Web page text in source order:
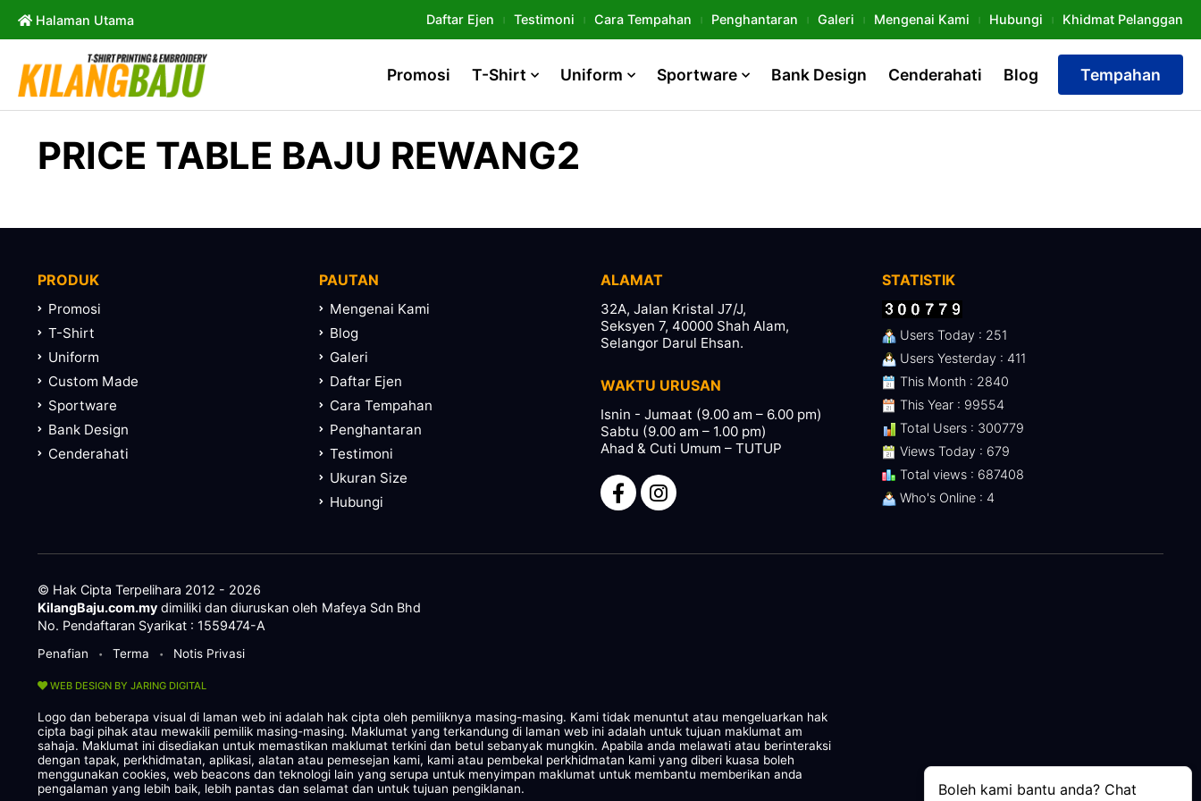
Halaman Utama Daftar Ejen Testimoni Cara Tempahan Penghantaran Galeri Mengenai Kami Hubungi Khidmat Pelanggan
Promosi T-Shirt Uniform Sportware Bank Design Cenderahati Blog Tempahan
PRICE TABLE BAJU REWANG2
PRODUK
Promosi
T-Shirt
Uniform
Custom Made
Sportware
Bank Design
Cenderahati
PAUTAN
Mengenai Kami
Blog
Galeri
Daftar Ejen
Cara Tempahan
Penghantaran
Testimoni
Ukuran Size
Hubungi
ALAMAT
32A, Jalan Kristal J7/J,
Seksyen 7, 40000 Shah Alam,
Selangor Darul Ehsan.
WAKTU URUSAN
Isnin - Jumaat (9.00 am – 6.00 pm)
Sabtu (9.00 am – 1.00 pm)
Ahad & Cuti Umum – TUTUP
STATISTIK
Users Today : 251
Users Yesterday : 411
This Month : 2840
This Year : 99554
Total Users : 300779
Views Today : 679
Total views : 687408
Who's Online : 4
© Hak Cipta Terpelihara 2012 - 2026
KilangBaju.com.my dimiliki dan diuruskan oleh Mafeya Sdn Bhd
No. Pendaftaran Syarikat : 1559474-A
Penafian • Terma • Notis Privasi
WEB DESIGN BY JARING DIGITAL
Logo dan beberapa visual di laman web ini adalah hak cipta oleh pemiliknya masing-masing. Kami tidak menuntut atau mengeluarkan hak
cipta bagi pihak atau mewakili pemilik masing-masing. Maklumat yang terkandung di laman web ini adalah untuk tujuan maklumat am
sahaja. Maklumat ini disediakan untuk memastikan maklumat terkini dan betul sebanyak mungkin. Apabila anda melawati atau berinteraksi
dengan tapak, perkhidmatan, aplikasi, alatan atau pemesejan kami, kami atau pembekal perkhidmatan kami yang diberi kuasa boleh
menggunakan cookies, web beacons dan teknologi lain yang serupa untuk menyimpan maklumat untuk membantu memberikan anda
pengalaman yang lebih baik, lebih pantas dan selamat dan untuk tujuan pengiklanan.
Boleh kami bantu anda? Chat